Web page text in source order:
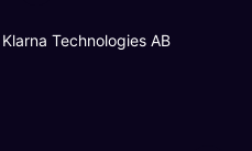
Technologies AB